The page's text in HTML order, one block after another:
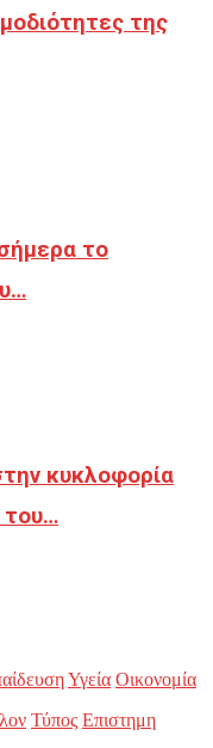
της
το
κυκλοφορία
του…
Υγεία Οικονομία
Τύπος Επιστημη